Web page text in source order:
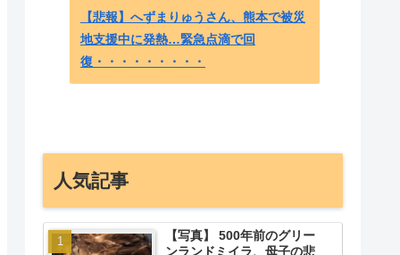
【悲報】へずまりゅうさん、熊本で被災
地支援中に発熱…緊急点滴で回
復・・・・・・・・・
人気記事
【写真】 500年前のグリー
ンランドミイラ、母子の悲